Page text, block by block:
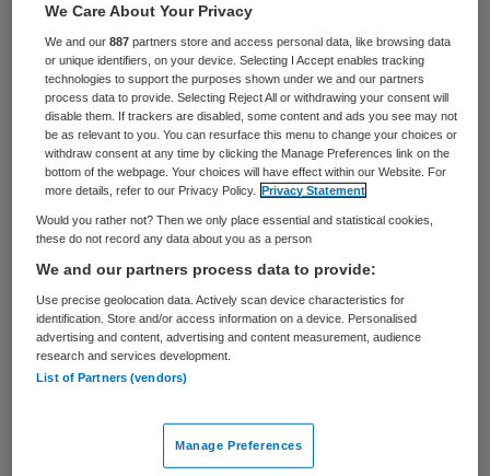
Volume
Belangrijke reden dat deze doelstelling niet
van de grond komt is de
afrekensystematiek tussen ziekenhuis en
MSB, die in veel gevallen primair volume
gedreven is. In sommige gevallen zijn er
aanvullende afspraken over
kwaliteitsuitkomsten die in de afrekening
worden meegenomen. Hoe dan ook: artsen
die werkzaam zijn voor het MSB, voelen de
– bijvoorbeeld geneesmiddelen, ligduur en
diagnostiek – doorgaans niet in hun eigen
We Care About Your Privacy
We and our887 partners store and access personal data, like browsing data
or unique identifiers, on your device. Selecting I Accept enables tracking
technologies to support the purposes shown under we and our partners
process data to provide. Selecting Reject All or withdrawing your consent will
disable them. If trackers are disabled, some content and ads you see may not
be as relevant to you. You can resurface this menu to change your choices or
withdraw consent at any time by clicking the Manage Preferences link on the
bottom of the webpage. Your choices will have effect within our Website. For
more details, refer to our Privacy Policy.
Privacy Statement
Would you rather not? Then we only place essential and statistical cookies,
these do not record any data about you as a person
We and our partners process data to provide:
Use precise geolocation data. Actively scan device characteristics for
identification. Store and/or access information on a device. Personalised
advertising and content, advertising and content measurement, audience
research and services development.
List of Partners (vendors)
Manage Preferences